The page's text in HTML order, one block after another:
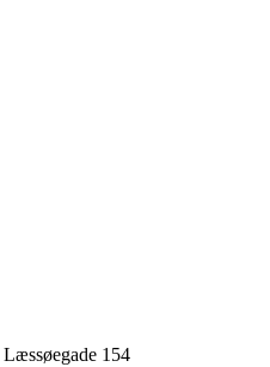
Læssøegade 154